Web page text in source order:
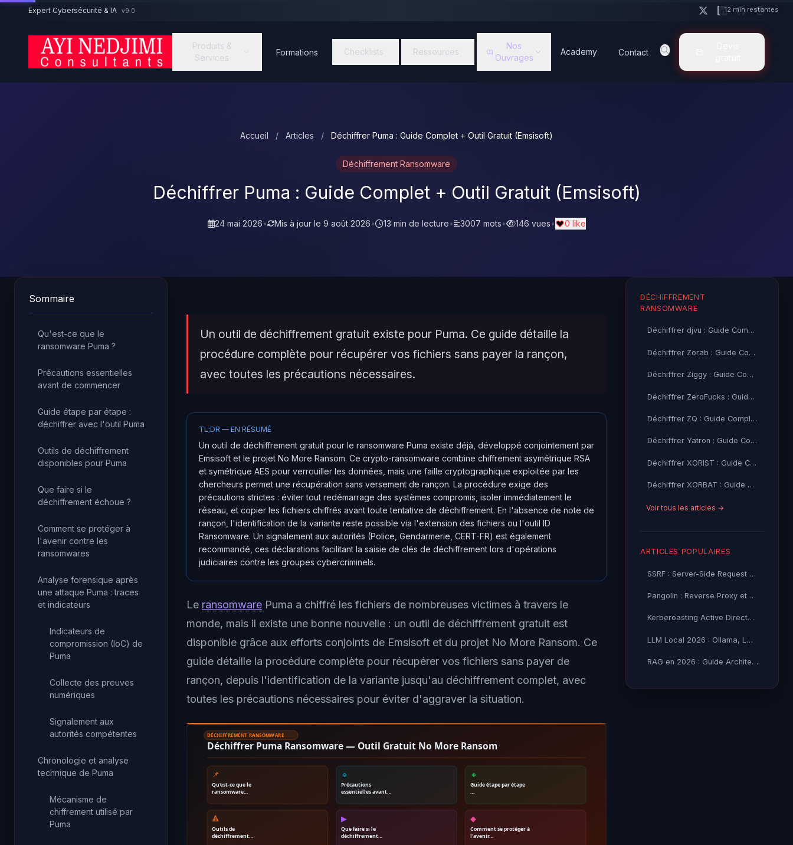
Aller au contenu principal
Expert Cybersécurité & IA v9.0
Produits &
Services
Formations Checklists Ressources
Nos
Ouvrages
Academy Contact
Accueil / Articles / Déchiffrer Puma : Guide Complet + Outil Gratuit (Emsisoft)
Déchiffrement Ransomware
Déchiffrer Puma : Guide Complet + Outil Gratuit (Emsisoft)
24 mai 2026• Mis à jour le 9 août 2026• 13 min de lecture• 3007 mots• 146 vues• 0 like
Sommaire
Qu'est-ce que le
ransomware Puma ?
Précautions essentielles
avant de commencer
Guide étape par étape :
déchiffrer avec l'outil Puma
Outils de déchiffrement
disponibles pour Puma
Que faire si le
déchiffrement échoue ?
Comment se protéger à
l'avenir contre les
ransomwares
Analyse forensique après
une attaque Puma : traces
et indicateurs
Indicateurs de
compromission (IoC) de
Puma
Collecte des preuves
numériques
Signalement aux
autorités compétentes
Chronologie et analyse
technique de Puma
Mécanisme de
chiffrement utilisé par
Puma
Un outil de déchiffrement gratuit existe pour Puma. Ce guide détaille la
procédure complète pour récupérer vos fichiers sans payer la rançon,
avec toutes les précautions nécessaires.
TL;DR — EN RÉSUMÉ
Un outil de déchiffrement gratuit pour le ransomware Puma existe déjà, développé conjointement par
Emsisoft et le projet No More Ransom. Ce crypto-ransomware combine chiffrement asymétrique RSA
et symétrique AES pour verrouiller les données, mais une faille cryptographique exploitée par les
chercheurs permet une récupération sans versement de rançon. La procédure exige des
précautions strictes : éviter tout redémarrage des systèmes compromis, isoler immédiatement le
réseau, et copier les fichiers chiffrés avant toute tentative de déchiffrement. En l'absence de note de
rançon, l'identification de la variante reste possible via l'extension des fichiers ou l'outil ID
Ransomware. Un signalement aux autorités (Police, Gendarmerie, CERT-FR) est également
recommandé, ces déclarations facilitant la saisie de clés de déchiffrement lors d'opérations
judiciaires contre les groupes cybercriminels.
Le ransomware Puma a chiffré les fichiers de nombreuses victimes à travers le
monde, mais il existe une bonne nouvelle : un outil de déchiffrement gratuit est
disponible grâce aux efforts conjoints de Emsisoft et du projet No More Ransom. Ce
guide détaille la procédure complète pour récupérer vos fichiers sans payer de
rançon, depuis l'identification de la variante jusqu'au déchiffrement complet, avec
toutes les précautions nécessaires pour éviter d'aggraver la situation.
DÉCHIFFREMENT RANSOMWARE
Déchiffrer Puma Ransomware — Outil Gratuit No More Ransom
📌
Qu'est-ce que le
ransomware…
🔹
Précautions
essentielles avant…
🔸
Guide étape par étape
…
🔺
Outils de
déchiffrement…
▶
Que faire si le
déchiffrement…
◆
Comment se protéger à
l'avenir…
DÉCHIFFREMENT
RANSOMWARE
Déchiffrer djvu : Guide Complet + Outil Gratuit (Emsisoft)
Déchiffrer Zorab : Guide Complet + Outil Gratuit (Emsisoft)
Déchiffrer Ziggy : Guide Complet + Outil Gratuit (Emsisoft)
Déchiffrer ZeroFucks : Guide Complet + Outil Gratuit (Emsisoft)
Déchiffrer ZQ : Guide Complet + Outil Gratuit (Emsisoft)
Déchiffrer Yatron : Guide Complet + Outil Gratuit (Kaspersky)
Déchiffrer XORIST : Guide Complet + Outil Gratuit (TM, Emsisoft)
Déchiffrer XORBAT : Guide Complet + Outil Gratuit (TM)
Voir tous les articles →
ARTICLES POPULAIRES
SSRF : Server-Side Request Forgery — Exploitation Avancée
Pangolin : Reverse Proxy et Tunnel Self-Hosted — Guide
Kerberoasting Active Directory : Attaque et Défense 2026
LLM Local 2026 : Ollama, LM Studio ou vLLM — Quel Outil selon
RAG en 2026 : Guide Architecture, Vectorisation & Chunking
12 min restantes